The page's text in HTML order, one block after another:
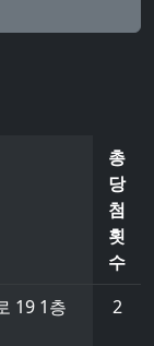
총
당
첨
횟
수
19 1층 2